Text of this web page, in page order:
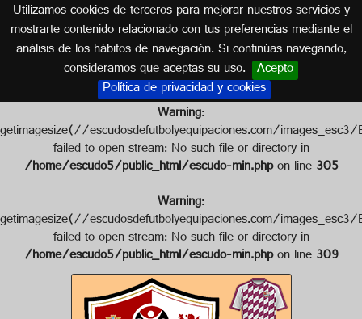
Utilizamos cookies de terceros para mejorar nuestros servicios y
mostrarte contenido relacionado con tus preferencias mediante el
análisis de los hábitos de navegación. Si continúas navegando,
consideramos que aceptas su uso. Acepto
Política de privacidad y cookies
Escudo de E.D. CASAREÑA
EXTREMADURA
Warning:
getimagesize(//escudosdefutbolyequipaciones.com/
failed to open stream: No such file or directory in
/home/escudo5/public_html/escudo-min.phpon line305
Warning:
getimagesize(//escudosdefutbolyequipaciones.com/
failed to open stream: No such file or directory in
/home/escudo5/public_html/escudo-min.phpon line309